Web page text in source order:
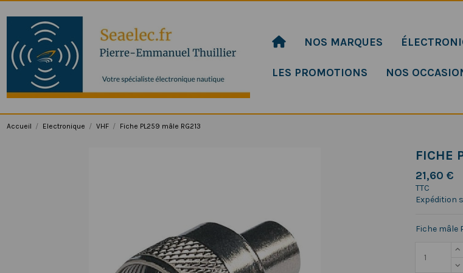
NOS MARQUES
LES PROMOTIONS NOS
Accueil Electronique VHF Fiche PL259 mâle RG213
FICHE
21,60 €
TTC
Expédition
Fiche mâle